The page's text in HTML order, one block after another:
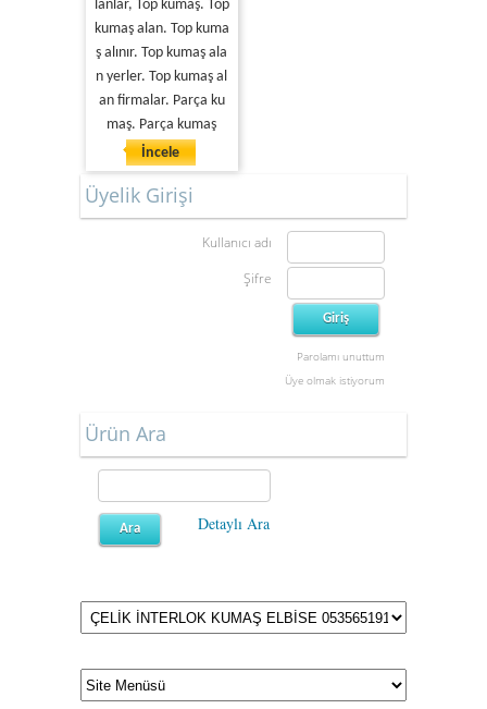
lanlar, Top kumaş. Top
kumaş alan. Top kuma
ş alınır. Top kumaş ala
n yerler. Top kumaş al
an firmalar. Parça ku
maş. Parça kumaş
İncele
Üyelik Girişi
Kullanıcı adı
Şifre
Parolamı unuttum
Üye olmak istiyorum
Ürün Ara
Detaylı Ara